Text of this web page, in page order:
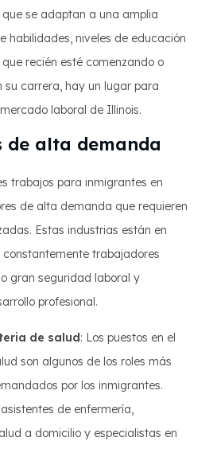
se adaptan a una amplia
habilidades, niveles de educación
recién esté comenzando o
su carrera, hay un lugar para
laboral de Illinois.
de alta demanda
trabajos para inmigrantes en
de alta demanda que requieren
Estas industrias están en
trabajadores
gran seguridad laboral y
profesional.
de salud: Los puestos en el
son algunos de los roles más
por los inmigrantes.
de enfermería,
a domicilio y especialistas en